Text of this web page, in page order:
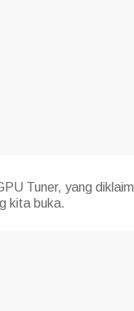
Tuner, yang diklaim
kita buka.